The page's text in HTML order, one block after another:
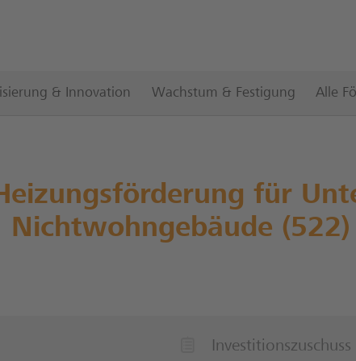
& Innovation Wachstum & Festigung Alle
für
Nichtwohngebäude (522)
Investitionszuschuss